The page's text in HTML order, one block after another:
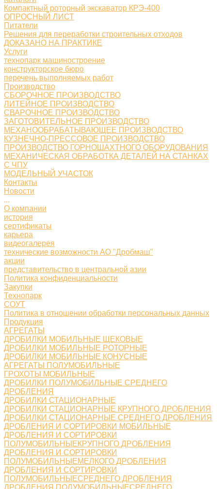
Компактный роторный экскаватор КРЭ-400
ОПРОСНЫЙ ЛИСТ
Питатели
Решения для переработки строительных отходов
ДОКАЗАНО НА ПРАКТИКЕ
Услуги
технопарк машиностроение
конструкторское бюро
перечень выполняемых работ
Производство
СБОРОЧНОЕ ПРОИЗВОДСТВО
ЛИТЕЙНОЕ ПРОИЗВОДСТВО
СВАРОЧНОЕ ПРОИЗВОДСТВО
ЗАГОТОВИТЕЛЬНОЕ ПРОИЗВОДСТВО
МЕХАНООБРАБАТЫВАЮЩЕЕ ПРОИЗВОДСТВО
КУЗНЕЧНО-ПРЕССОВОЕ ПРОИЗВОДСТВО
ПРОИЗВОДСТВО ГОРНОШАХТНОГО ОБОРУДОВАНИЯ
МЕХАНИЧЕСКАЯ ОБРАБОТКА ДЕТАЛЕЙ НА СТАНКАХ
С ЧПУ
МОДЕЛЬНЫЙ УЧАСТОК
Контакты
Новости
...
О компании
история
сертификаты
карьера
видеогалерея
технические возможности АО "Дробмаш"
акции
представительство в центральной азии
Политика конфиденциальности
Закупки
Технопарк
СОУТ
Политика в отношении обработки персональных данных
Продукция
АГРЕГАТЫ
ДРОБИЛКИ МОБИЛЬНЫЕ ЩЕКОВЫЕ
ДРОБИЛКИ МОБИЛЬНЫЕ РОТОРНЫЕ
ДРОБИЛКИ МОБИЛЬНЫЕ КОНУСНЫЕ
АГРЕГАТЫ ПОЛУМОБИЛЬНЫЕ
ГРОХОТЫ МОБИЛЬНЫЕ
ДРОБИЛКИ ПОЛУМОБИЛЬНЫЕ СРЕДНЕГО
ДРОБЛЕНИЯ
ДРОБИЛКИ СТАЦИОНАРНЫЕ
ДРОБИЛКИ СТАЦИОНАРНЫЕ КРУПНОГО ДРОБЛЕНИЯ
ДРОБИЛКИ СТАЦИОНАРНЫЕ СРЕДНЕГО ДРОБЛЕНИЯ
ДРОБЛЕНИЯ И СОРТИРОВКИ МОБИЛЬНЫЕ
ДРОБЛЕНИЯ И СОРТИРОВКИ
ПОЛУМОБИЛЬНЫЕКРУПНОГО ДРОБЛЕНИЯ
ДРОБЛЕНИЯ И СОРТИРОВКИ
ПОЛУМОБИЛЬНЫЕМЕЛКОГО ДРОБЛЕНИЯ
ДРОБЛЕНИЯ И СОРТИРОВКИ
ПОЛУМОБИЛЬНЫЕСРЕДНЕГО ДРОБЛЕНИЯ
ДРОБЛЕНИЯ ПОЛУМОБИЛЬНЫЕСРЕДНЕГО